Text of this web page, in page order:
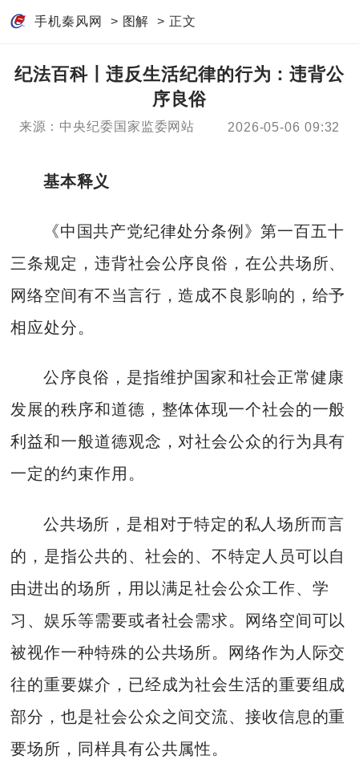
手机秦风网 > 图解 > 正文
纪法百科丨违反生活纪律的行为：违背公
序良俗
来源：中央纪委国家监委网站 2026-05-06 09:32
基本释义
《中国共产党纪律处分条例》第一百五十
三条规定，违背社会公序良俗，在公共场所、
网络空间有不当言行，造成不良影响的，给予
相应处分。
公序良俗，是指维护国家和社会正常健康
发展的秩序和道德，整体体现一个社会的一般
利益和一般道德观念，对社会公众的行为具有
一定的约束作用。
公共场所，是相对于特定的私人场所而言
的，是指公共的、社会的、不特定人员可以自
由进出的场所，用以满足社会公众工作、学
习、娱乐等需要或者社会需求。网络空间可以
被视作一种特殊的公共场所。网络作为人际交
往的重要媒介，已经成为社会生活的重要组成
部分，也是社会公众之间交流、接收信息的重
要场所，同样具有公共属性。